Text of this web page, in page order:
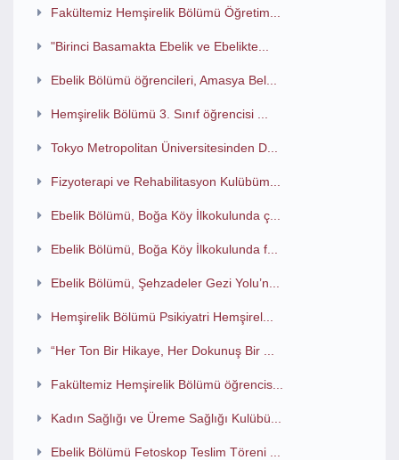
Fakültemiz Hemşirelik Bölümü Öğretim...
"Birinci Basamakta Ebelik ve Ebelikte...
Ebelik Bölümü öğrencileri, Amasya Bel...
Hemşirelik Bölümü 3. Sınıf öğrencisi ...
Tokyo Metropolitan Üniversitesinden D...
Fizyoterapi ve Rehabilitasyon Kulübüm...
Ebelik Bölümü, Boğa Köy İlkokulunda ç...
Ebelik Bölümü, Boğa Köy İlkokulunda f...
Ebelik Bölümü, Şehzadeler Gezi Yolu’n...
Hemşirelik Bölümü Psikiyatri Hemşirel...
“Her Ton Bir Hikaye, Her Dokunuş Bir ...
Fakültemiz Hemşirelik Bölümü öğrencis...
Kadın Sağlığı ve Üreme Sağlığı Kulübü...
Ebelik Bölümü Fetoskop Teslim Töreni ...